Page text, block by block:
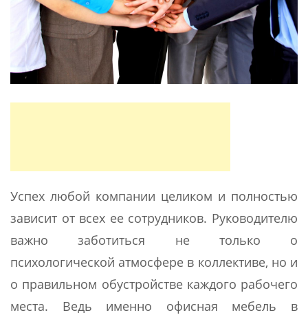
Успех любой компании целиком и полностью
зависит от всех ее сотрудников. Руководителю
важно заботиться не только о
психологической атмосфере в коллективе, но и
о правильном обустройстве каждого рабочего
места. Ведь именно офисная мебель в